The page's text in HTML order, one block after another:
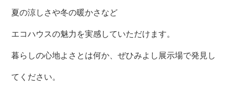
夏の涼しさや冬の暖かさなど
エコハウスの魅力を実感していただけます。
暮らしの心地よさとは何か、ぜひみよし展示場で発見し
てください。